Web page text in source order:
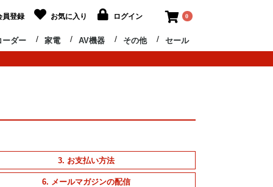
員登録 お気に入り ログイン 0
ーダー 家電 AV機器 その他 セール
3. お支払い方法
6. メールマガジンの配信